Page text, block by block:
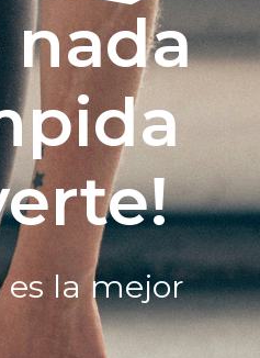
nada
es la mejor